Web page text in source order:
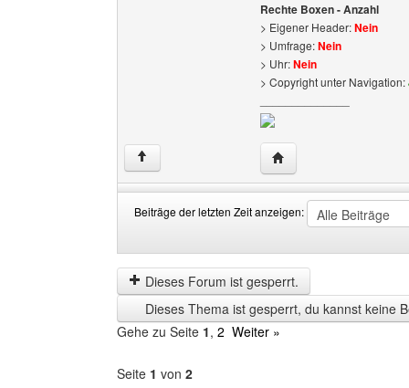
Rechte Boxen - Anzahl
> Eigener Header:Nein
> Umfrage:Nein
> Uhr:Nein
> Copyright unter Navigation:
↑ Website dieses
Beiträge der letzten Zeit anzeigen:
der
letzten
Zeit
anzeigen
by
Dieses Forum ist gesperrt.
Dieses Thema ist gesperrt, du kannst keine
Gehe zu Seite 1, 2 Weiter »
Seite 1 von 2